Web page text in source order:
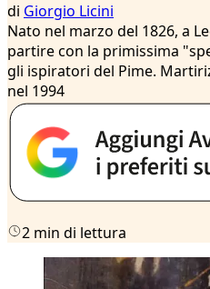
di Giorgio Licini
Nato nel marzo del 1826, a
partire con la primissima
gli ispiratori del Pime.
nel 1994
2 min di lettura